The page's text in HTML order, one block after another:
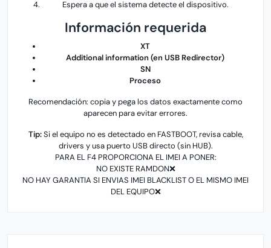
Espera a que el sistema detecte el dispositivo.
Información requerida
XT
Additional information (en USB Redirector)
SN
Proceso
Recomendación: copia y pega los datos exactamente como
aparecen para evitar errores.
Tip:Si el equipo no es detectado en FASTBOOT, revisa cable,
drivers y usa puerto USB directo (sin HUB).
PARA EL F4 PROPORCIONA EL IMEI A PONER:
NO EXISTE RAMDON❌
NO HAY GARANTIA SI ENVIAS IMEI BLACKLIST O EL MISMO IMEI
DEL EQUIPO❌